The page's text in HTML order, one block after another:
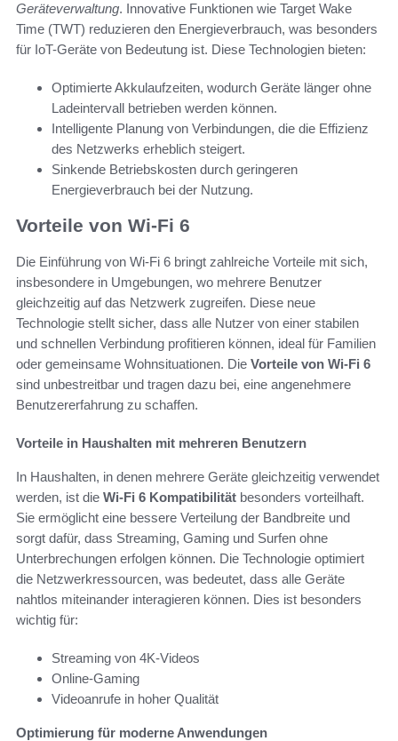
Geräteverwaltung. Innovative Funktionen wie Target Wake
Time (TWT) reduzieren den Energieverbrauch, was besonders
für IoT-Geräte von Bedeutung ist. Diese Technologien bieten:
Optimierte Akkulaufzeiten, wodurch Geräte länger ohne
Ladeintervall betrieben werden können.
Intelligente Planung von Verbindungen, die die Effizienz
des Netzwerks erheblich steigert.
Sinkende Betriebskosten durch geringeren
Energieverbrauch bei der Nutzung.
Vorteile von Wi-Fi 6
Die Einführung von Wi-Fi 6 bringt zahlreiche Vorteile mit sich,
insbesondere in Umgebungen, wo mehrere Benutzer
gleichzeitig auf das Netzwerk zugreifen. Diese neue
Technologie stellt sicher, dass alle Nutzer von einer stabilen
und schnellen Verbindung profitieren können, ideal für Familien
oder gemeinsame Wohnsituationen. Die Vorteile von Wi-Fi 6
sind unbestreitbar und tragen dazu bei, eine angenehmere
Benutzererfahrung zu schaffen.
Vorteile in Haushalten mit mehreren Benutzern
In Haushalten, in denen mehrere Geräte gleichzeitig verwendet
werden, ist die Wi-Fi 6 Kompatibilität besonders vorteilhaft.
Sie ermöglicht eine bessere Verteilung der Bandbreite und
sorgt dafür, dass Streaming, Gaming und Surfen ohne
Unterbrechungen erfolgen können. Die Technologie optimiert
die Netzwerkressourcen, was bedeutet, dass alle Geräte
nahtlos miteinander interagieren können. Dies ist besonders
wichtig für:
Streaming von 4K-Videos
Online-Gaming
Videoanrufe in hoher Qualität
Optimierung für moderne Anwendungen